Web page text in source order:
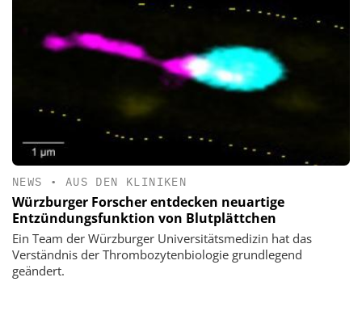
NEWS • AUS DEN KLINIKEN
Würzburger Forscher entdecken neuartige
Entzündungsfunktion von Blutplättchen
Ein Team der Würzburger Universitätsmedizin hat das
Verständnis der Thrombozytenbiologie grundlegend
geändert.